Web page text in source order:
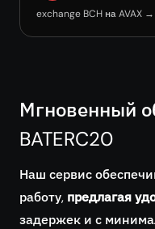
exchange BCH на AVAX →
Мгновенный
BATERC20
Наш сервис
работу, предлагая
задержек и с